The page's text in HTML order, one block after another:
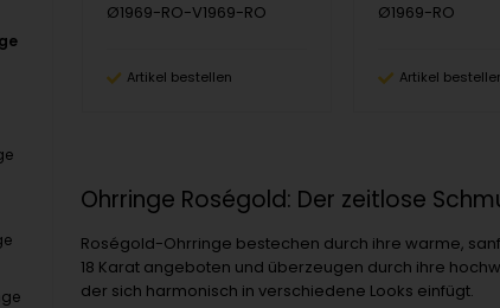
Ø1969-RO-V1969-RO
Artikel bestellen
Ø1969-RO
Artikel
Ohrringe Roségold: Der zeitlose
Roségold-Ohrringe bestechen durch ihre warme,
18 Karat angeboten und überzeugen durch ihre
der sich harmonisch in verschiedene Looks einfügt.